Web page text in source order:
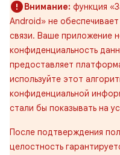
Внимание: функция
Android» не
связи. Ваше приложение
конфиденциальность
предоставляет
используйте этот
конфиденциальной
стали бы показывать на
После подтверждения
целостность